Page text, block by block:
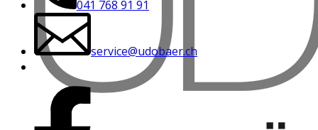
041 768 91 91
service@udobaer.ch